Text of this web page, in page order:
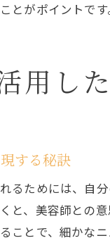
とがポイントです
用し
する秘訣
るためには、自
と、美容師との
ことで、細かなニ